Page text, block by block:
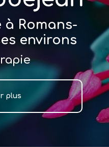
Romans-
environs
plus